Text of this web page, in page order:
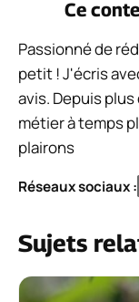
Ce
Passionné de
petit ! J'écris
avis. Depuis
métier à temps
plairons
Réseaux sociaux :
Sujets